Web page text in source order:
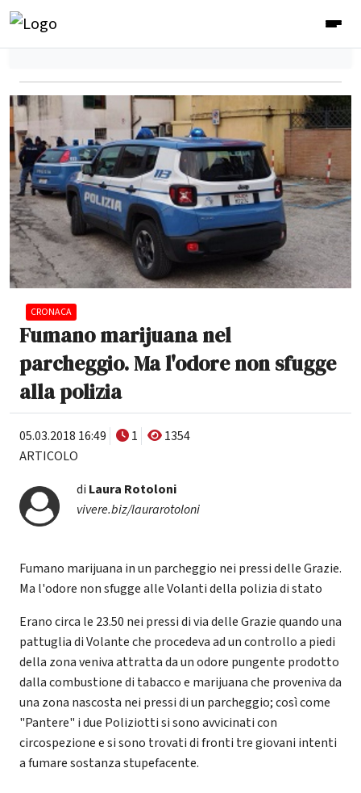
CRONACA
Fumano marijuana nel
parcheggio. Ma l'odore non sfugge
alla polizia
05.03.2018 16:49 1
1354
ARTICOLO
di Laura Rotoloni
vivere.biz/laurarotoloni
Fumano marijuana in un parcheggio nei pressi delle Grazie.
Ma l'odore non sfugge alle Volanti della polizia di stato
Erano circa le 23.50 nei pressi di via delle Grazie quando una
pattuglia di Volante che procedeva ad un controllo a piedi
della zona veniva attratta da un odore pungente prodotto
dalla combustione di tabacco e marijuana che proveniva da
una zona nascosta nei pressi di un parcheggio; così come
"Pantere" i due Poliziotti si sono avvicinati con
circospezione e si sono trovati di fronti tre giovani intenti
a fumare sostanza stupefacente.